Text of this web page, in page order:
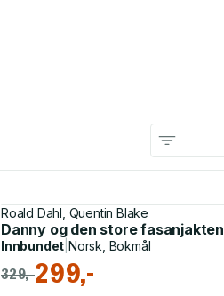
Roald Dahl, Quentin Blake
Danny og den store fasanjakten
Innbundet |Norsk, Bokmål
329,-299,-